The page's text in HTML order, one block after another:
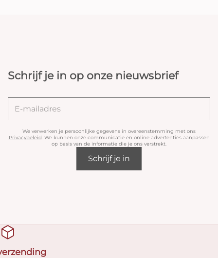
Schrijf je in op onze nieuwsbrief
We verwerken je persoonlijke gegevens in overeenstemming met ons
Privacybeleid. We kunnen onze communicatie en online advertenties aanpassen
op basis van de informatie die je ons verstrekt.
Schrijf je in